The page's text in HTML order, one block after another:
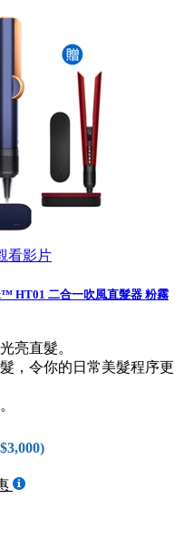
看影片
HT01 二合一吹風直髮器 粉霧
亮直髮。
，令你的日常美髮程序更